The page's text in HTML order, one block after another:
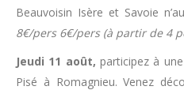
Beauvoisin Isère et Savoie
8€/pers 6€/pers (à partir de 4
Jeudi 11 août, participez à
Pisé à Romagnieu. Venez